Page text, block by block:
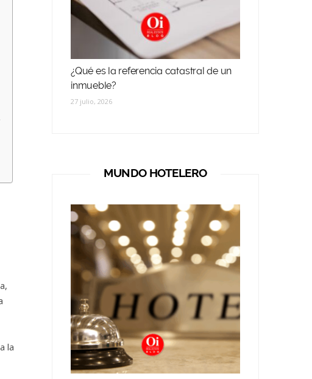
la
¿Qué es la referencia catastral de un
inmueble?
27 julio, 2026
MUNDO HOTELERO